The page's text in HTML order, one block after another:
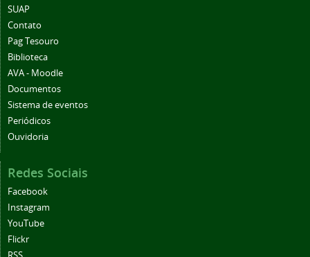
SUAP
Contato
Pag Tesouro
Biblioteca
AVA - Moodle
Documentos
Sistema de eventos
Periódicos
Ouvidoria
Redes Sociais
Facebook
Instagram
YouTube
Flickr